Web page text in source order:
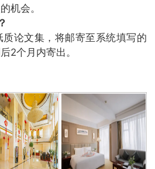
机会。
论文集，将邮寄至系统填写的
2个月内寄出。